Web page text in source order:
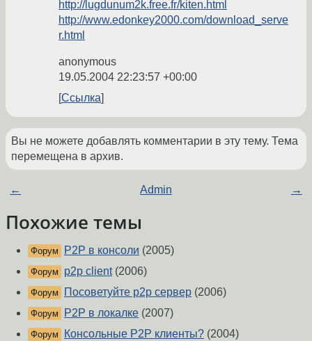
http://lugdunum2k.free.fr/kiten.html
http://www.edonkey2000.com/download_serve
r.html
anonymous
19.05.2004 22:23:57 +00:00
Ссылка
Вы не можете добавлять комментарии в эту тему. Тема
перемещена в архив.
← Admin →
Похожие темы
Форум P2P в консоли (2005)
Форум p2p client(2006)
Форум Посоветуйте p2p сервер (2006)
Форум P2P в локалке (2007)
Форум Консольные P2P клиенты? (2004)